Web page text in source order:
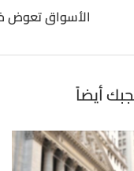
الأسواق تعوض
أيضاً